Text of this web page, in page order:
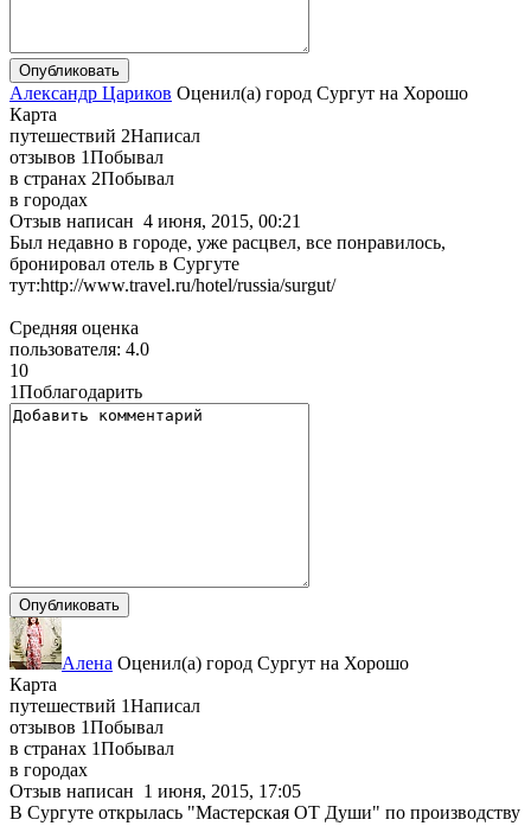
Александр Цариков Оценил(а) город Сургут на Хорошо
Карта
путешествий 2Написал
отзывов 1Побывал
в странах 2Побывал
в городах
Отзыв написан 4 июня, 2015, 00:21
Был недавно в городе, уже расцвел, все понравилось,
бронировал отель в Сургуте
тут:http://www.travel.ru/hotel/russia/surgut/
Средняя оценка
пользователя: 4.0
10
1Поблагодарить
Алена Оценил(а) город Сургут на Хорошо
Карта
путешествий 1Написал
отзывов 1Побывал
в странах 1Побывал
в городах
Отзыв написан 1 июня, 2015, 17:05
В Сургуте открылась "Мастерская ОТ Души" по производству